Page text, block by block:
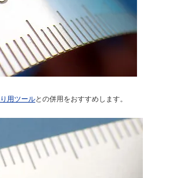
用ツールとの併用をおすすめします。